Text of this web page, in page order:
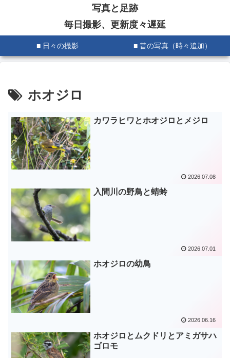
写真と足跡
毎日撮影、更新度々遅延
■ 日々の撮影 ■ 昔の写真（時々追加）
ホオジロ
カワラヒワとホオジロとメジロ
2026.07.08
入間川の野鳥と蜻蛉
2026.07.01
ホオジロの幼鳥
2026.06.16
ホオジロとムクドリとアミガサハ
ゴロモ